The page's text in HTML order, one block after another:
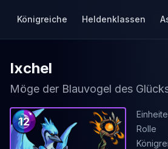
Königreiche Heldenklassen
Ixchel
Möge der Blauvogel des
12
Rolle